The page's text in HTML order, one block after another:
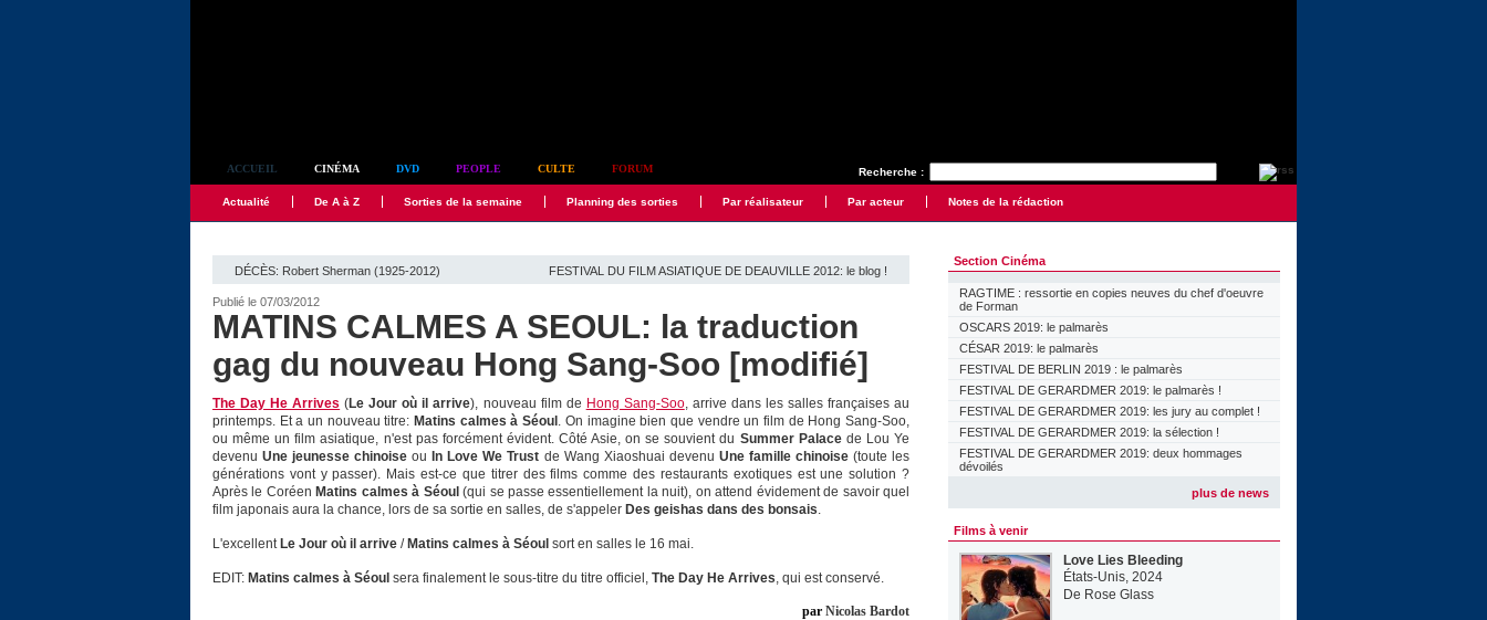
Recherche :
ACCUEIL CINÉMA DVD PEOPLE CULTE FORUM
Actualité De A à Z Sorties de la semaine Planning des sorties Par réalisateur Par acteur Notes de la rédaction
DÉCÈS: Robert Sherman (1925-2012) FESTIVAL DU FILM ASIATIQUE DE DEAUVILLE 2012: le blog !
Publié le 07/03/2012
MATINS CALMES A SEOUL: la traduction
gag du nouveau Hong Sang-Soo [modifié]
The Day He Arrives (Le Jour où il arrive), nouveau film de Hong Sang-Soo, arrive dans les salles françaises au
printemps. Et a un nouveau titre: Matins calmes à Séoul . On imagine bien que vendre un film de Hong Sang-Soo,
ou même un film asiatique, n'est pas forcément évident. Côté Asie, on se souvient du Summer Palacede Lou Ye
devenuUne jeunesse chinoise ou In Love We Trust de Wang Xiaoshuai devenu Une famille chinoise(toute les
générations vont y passer). Mais est-ce que titrer des films comme des restaurants exotiques est une solution ?
Après le Coréen Matins calmes à Séoul (qui se passe essentiellement la nuit), on attend évidement de savoir quel
film japonais aura la chance, lors de sa sortie en salles, de s'appeler Des geishas dans des bonsais.
L'excellent Le Jour où il arrive / Matins calmes à Séoul sort en salles le 16 mai.
EDIT: Matins calmes à Séoul sera finalement le sous-titre du titre officiel, The Day He Arrives, qui est conservé.
par Nicolas Bardot
Section Cinéma
RAGTIME : ressortie en copies neuves du chef d'oeuvre
de Forman
OSCARS 2019: le palmarès
CÉSAR 2019: le palmarès
FESTIVAL DE BERLIN 2019 : le palmarès
FESTIVAL DE GERARDMER 2019: le palmarès !
FESTIVAL DE GERARDMER 2019: les jury au complet !
FESTIVAL DE GERARDMER 2019: la sélection !
FESTIVAL DE GERARDMER 2019: deux hommages
dévoilés
plus de news
Films à venir
Love Lies Bleeding
États-Unis, 2024
De Rose Glass